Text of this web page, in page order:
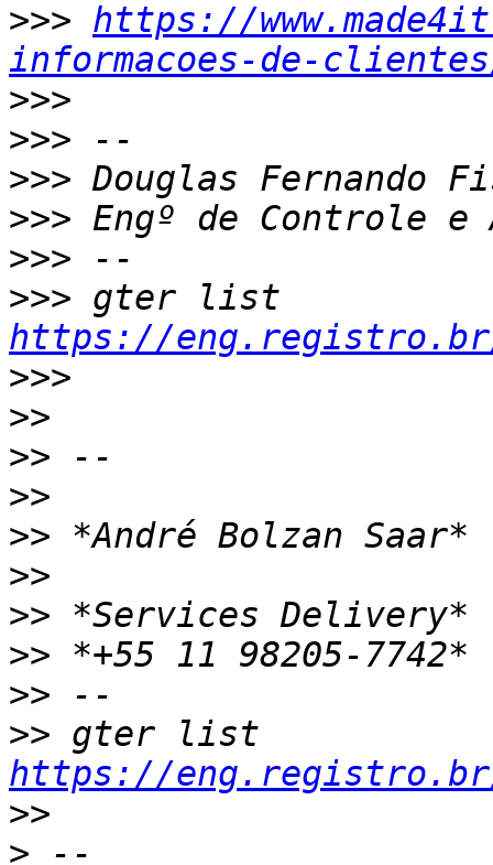
>>> https://
informacoes-de-
>>>
>>>
>>>
>>>
>>>
>>>
https://
>>>
>>
>>
>>
>>
>>
>>
>>
>>
>>
https://
>>
>